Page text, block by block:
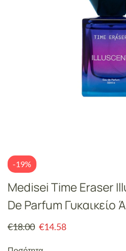
-19%
Medisei Time Eraser
De Parfum
€18.00 €14.58